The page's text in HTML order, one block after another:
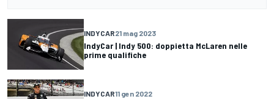
INDYCAR21 mag 2023
IndyCar | Indy 500: doppietta McLaren nelle
prime qualifiche
INDYCAR11 gen 2022